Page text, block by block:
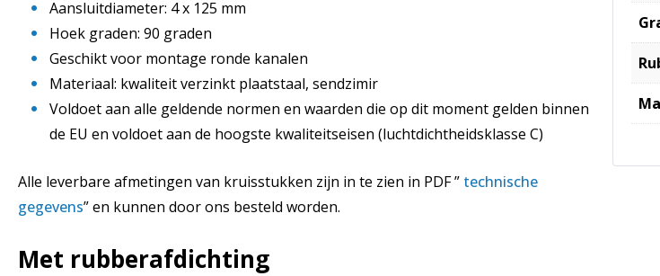
Aansluitdiameter: 4 x 125 mm
Hoek graden: 90 graden
Geschikt voor montage ronde kanalen
Materiaal: kwaliteit verzinkt plaatstaal, sendzimir
Voldoet aan alle geldende normen en waarden die op dit moment gelden binnen
de EU en voldoet aan de hoogste kwaliteitseisen (luchtdichtheidsklasse C)
Alle leverbare afmetingen van kruisstukken zijn in te zien in PDF ” technische
gegevens” en kunnen door ons besteld worden.
Met rubberafdichting